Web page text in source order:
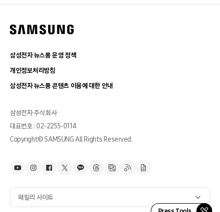
삼성전자 뉴스룸 운영 정책
개인정보처리방침
삼성전자 뉴스룸 콘텐츠 이용에 대한 안내
삼성전자 주식회사
대표번호 : 02-2255-0114
Copyright© SAMSUNG All Rights Reserved.
패밀리 사이트